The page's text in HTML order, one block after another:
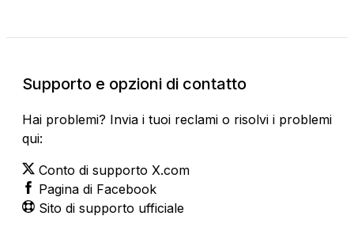
Supporto e opzioni di contatto
Hai problemi? Invia i tuoi reclami o risolvi i problemi
qui:
Conto di supporto X.com
Pagina di Facebook
Sito di supporto ufficiale